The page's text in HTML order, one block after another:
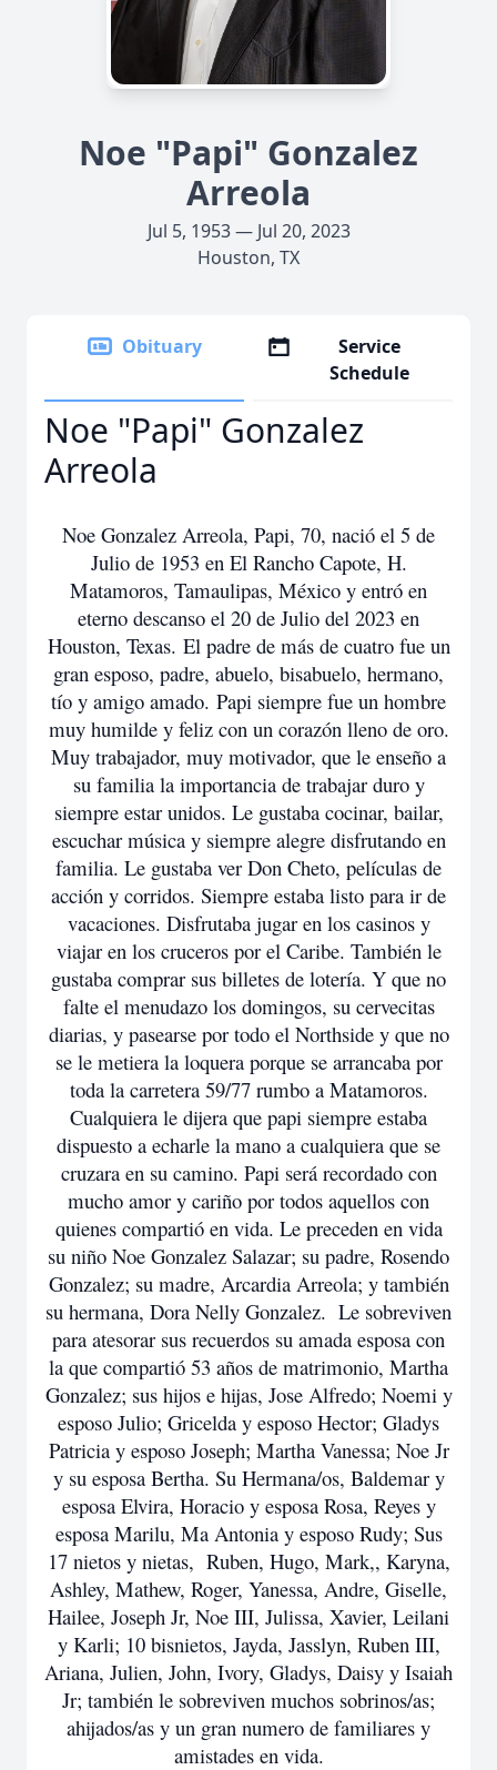
Noe "Papi" Gonzalez
Arreola
Jul 5, 1953 — Jul 20, 2023
Houston, TX
Obituary
Service
Schedule
Noe "Papi" Gonzalez
Arreola
Noe Gonzalez Arreola, Papi, 70, nació el 5 de
Julio de 1953 en El Rancho Capote, H.
Matamoros, Tamaulipas, México y entró en
eterno descanso el 20 de Julio del 2023 en
Houston, Texas. El padre de más de cuatro fue un
gran esposo, padre, abuelo, bisabuelo, hermano,
tío y amigo amado. Papi siempre fue un hombre
muy humilde y feliz con un corazón lleno de oro.
Muy trabajador, muy motivador, que le enseño a
su familia la importancia de trabajar duro y
siempre estar unidos. Le gustaba cocinar, bailar,
escuchar música y siempre alegre disfrutando en
familia. Le gustaba ver Don Cheto, películas de
acción y corridos. Siempre estaba listo para ir de
vacaciones. Disfrutaba jugar en los casinos y
viajar en los cruceros por el Caribe. También le
gustaba comprar sus billetes de lotería. Y que no
falte el menudazo los domingos, su cervecitas
diarias, y pasearse por todo el Northside y que no
se le metiera la loquera porque se arrancaba por
toda la carretera 59/77 rumbo a Matamoros.
Cualquiera le dijera que papi siempre estaba
dispuesto a echarle la mano a cualquiera que se
cruzara en su camino. Papi será recordado con
mucho amor y cariño por todos aquellos con
quienes compartió en vida. Le preceden en vida
su niño Noe Gonzalez Salazar; su padre, Rosendo
Gonzalez; su madre, Arcardia Arreola; y también
su hermana, Dora Nelly Gonzalez. Le sobreviven
para atesorar sus recuerdos su amada esposa con
la que compartió 53 años de matrimonio, Martha
Gonzalez; sus hijos e hijas, Jose Alfredo; Noemi y
esposo Julio; Gricelda y esposo Hector; Gladys
Patricia y esposo Joseph; Martha Vanessa; Noe Jr
y su esposa Bertha. Su Hermana/os, Baldemar y
esposa Elvira, Horacio y esposa Rosa, Reyes y
esposa Marilu, Ma Antonia y esposo Rudy; Sus
17 nietos y nietas, Ruben, Hugo, Mark,, Karyna,
Ashley, Mathew, Roger, Yanessa, Andre, Giselle,
Hailee, Joseph Jr, Noe III, Julissa, Xavier, Leilani
y Karli; 10 bisnietos, Jayda, Jasslyn, Ruben III,
Ariana, Julien, John, Ivory, Gladys, Daisy y Isaiah
Jr; también le sobreviven muchos sobrinos/as;
ahijados/as y un gran numero de familiares y
amistades en vida.